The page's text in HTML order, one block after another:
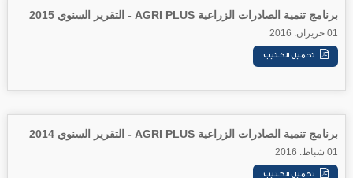
برنامج تنمية الصادرات الزراعية AGRI PLUS - التقرير السنوي 2015
01 حزيران. 2016
برنامج تنمية الصادرات الزراعية AGRI PLUS - التقرير السنوي 2014
01 شباط. 2016